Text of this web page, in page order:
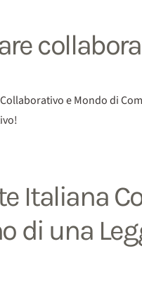
e Mondo di
Italiana
di una